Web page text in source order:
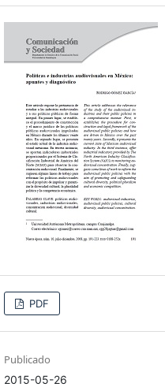
PDF
Publicado
2015-05-26